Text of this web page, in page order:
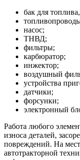
бак для
насос;
ТНВД;
фильтры;
карбюратор;
инжектор;
воздушный
устройства
датчики;
форсунки;
электронный
Работа любого
износа деталей,
повреждений. На
автотракторной